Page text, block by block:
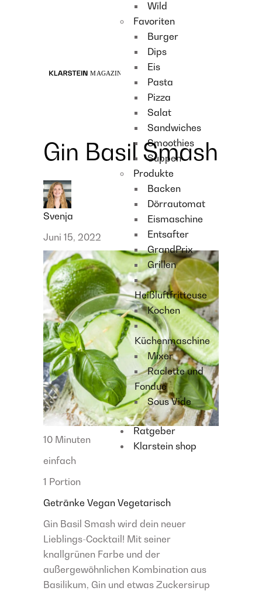
Wild
Favoriten
Burger
Dips
Eis
Pasta
Pizza
Salat
Sandwiches
Smoothies
Suppen
Produkte
Backen
Dörrautomat
Eismaschine
Entsafter
GrandPrix
Grillen
Heißluftfritteuse
Kochen
Küchenmaschine
Mixer
Raclette und
Fondue
Sous Vide
Ratgeber
Klarstein shop
Gin Basil Smash
Svenja
Juni 15, 2022
10 Minuten
einfach
1 Portion
Getränke Vegan Vegetarisch
Gin Basil Smash wird dein neuer
Lieblings-Cocktail! Mit seiner
knallgrünen Farbe und der
außergewöhnlichen Kombination aus
Basilikum, Gin und etwas Zuckersirup